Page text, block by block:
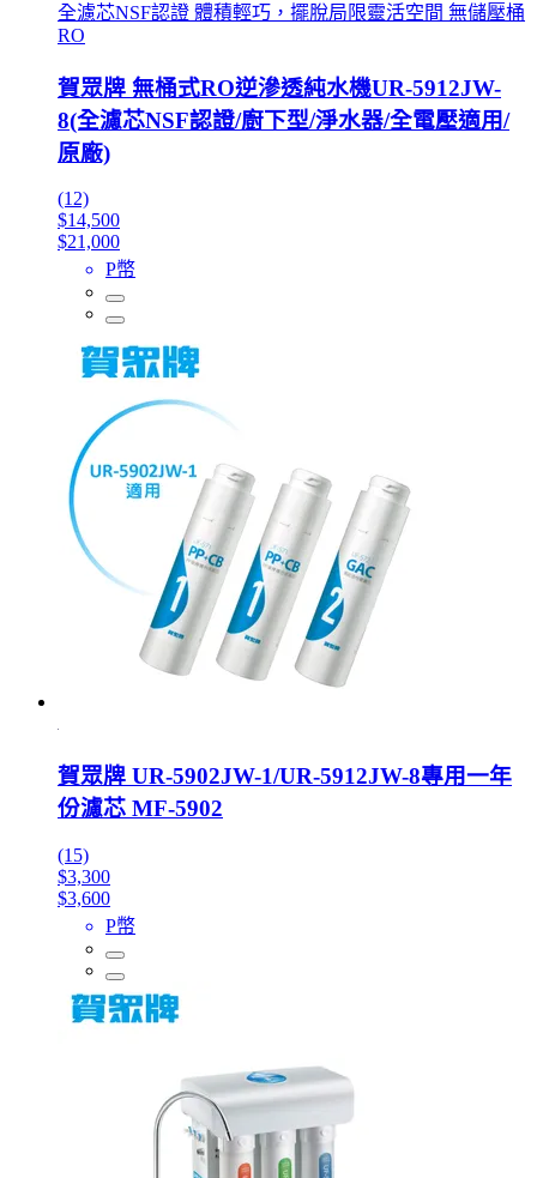
全濾芯NSF認證 體積輕巧，擺脫局限靈活空間 無儲壓桶
RO
賀眾牌 無桶式RO逆滲透純水機UR-5912JW-
8(全濾芯NSF認證/廚下型/淨水器/全電壓適用/
原廠)
(12)
$14,500
$21,000
P幣
賀眾牌 UR-5902JW-1/UR-5912JW-8專用一年
份濾芯 MF-5902
(15)
$3,300
$3,600
P幣